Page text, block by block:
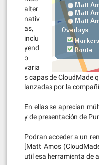
alter
nativ
as,
inclu
yend
o
varia
s capas de CloudMade
lanzadas por la
En ellas se aprecian
y de presentación de
Podran acceder a un
[Matt Amos
util esa herramienta de